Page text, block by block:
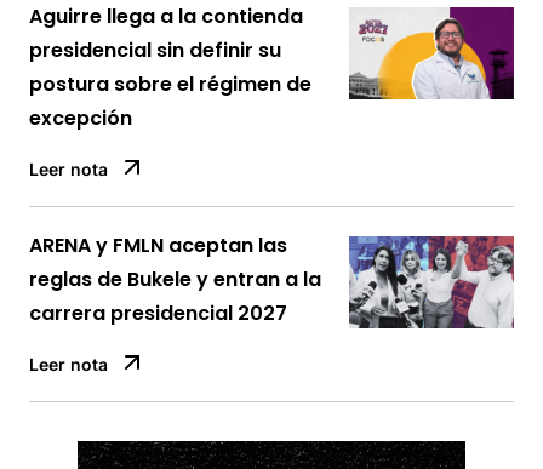
Aguirre llega a la contienda
presidencial sin definir su
postura sobre el régimen de
excepción
Leer nota
ARENA y FMLN aceptan las
reglas de Bukele y entran a la
carrera presidencial 2027
Leer nota